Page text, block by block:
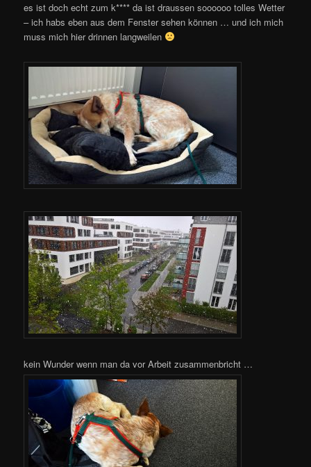
es ist doch echt zum k**** da ist draussen soooooo tolles Wetter
– ich habs eben aus dem Fenster sehen können … und ich mich
muss mich hier drinnen langweilen
kein Wunder wenn man da vor Arbeit zusammenbricht …